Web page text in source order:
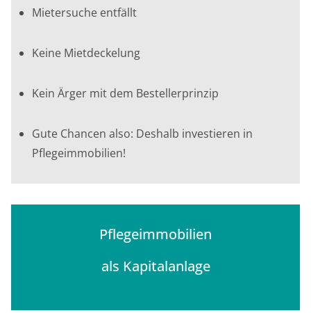
Mietersuche entfällt
Keine Mietdeckelung
Kein Ärger mit dem Bestellerprinzip
Gute Chancen also: Deshalb investieren in
Pflegeimmobilien!
Pflegeimmobilien
als Kapitalanlage